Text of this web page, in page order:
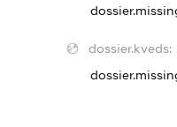
dossier.kveds: